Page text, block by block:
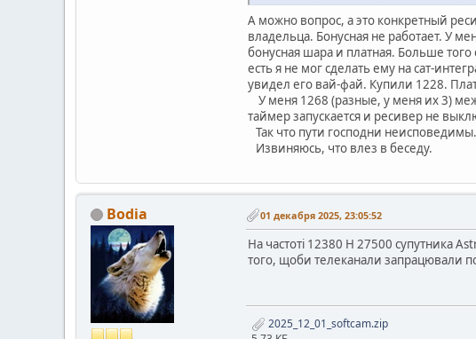
А можно вопрос, а это конкретный
владельца. Бонусная не работает. У
бонусная шара и платная. Больше
есть я не мог сделать ему на сат-
увидел его вай-фай. Купили 1228.
У меня 1268 (разные, у меня их 3)
таймер запускается и ресивер не
Так что пути господни неисповедимы.
Извиняюсь, что влез в беседу.
Bodia 01 декабря 2025, 23:05:52
На частоті 12380 Н 27500 супутника
того, щоби телеканали запрацювали
2025_12_01_softcam.zip